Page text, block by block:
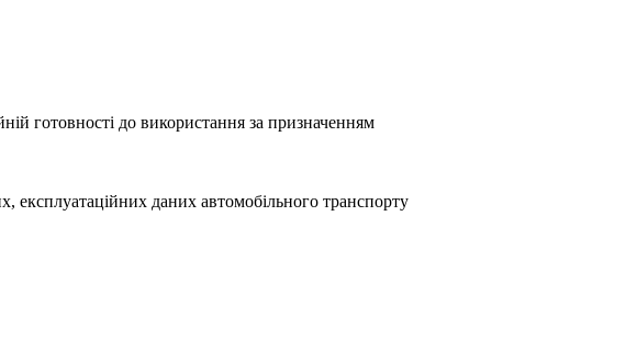
готовності до використання за призначенням
експлуатаційних даних автомобільного транспорту